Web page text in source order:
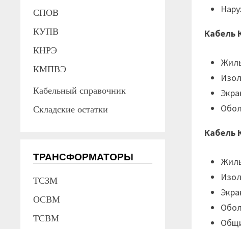
Кабель
Кабель
СПОВ
КУПВ
КНРЭ
КМПВЭ
Кабельный справочник
Складские остатки
ТРАНСФОРМАТОРЫ
ТСЗМ
ОСВМ
ТСВМ